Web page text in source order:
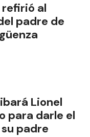
al
padre de
Lionel
para darle el
padre